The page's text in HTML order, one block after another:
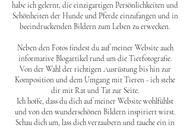
habe ich gelernt, die einzigartigen Persönlichkeiten und
Schönheiten der Hunde und Pferde einzufangen und in
beeindruckenden Bildern zum Leben zu erwecken.
Neben den Fotos findest du auf meiner Website auch
informative Blogartikel rund um die Tierfotografie.
Von der Wahl der richtigen Ausrüstung bis hin zur
Komposition und dem Umgang mit Tieren - ich stehe
dir mit Rat und Tat zur Seite.
Ich hoffe, dass du dich auf meiner Website wohlfühlst
und von den wunderschönen Bildern inspiriert wirst.
Schau dich um, lass dich verzaubern und tauche ein in